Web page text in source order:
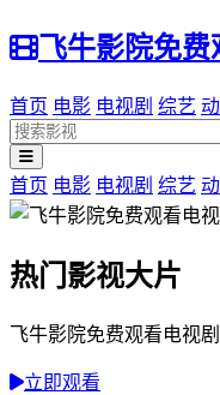
飞牛影院免费
首页 电影 电视剧 综艺
首页 电影 电视剧 综艺
热门影视大片
飞牛影院免费观看电视
立即观看